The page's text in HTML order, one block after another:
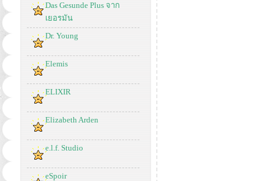
Das Gesunde Plus จาก
เยอรมัน
Dr. Young
Elemis
ELIXIR
Elizabeth Arden
e.l.f. Studio
eSpoir